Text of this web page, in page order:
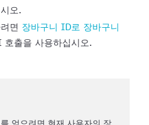
오.
면 장바구니 ID로 장바구니
호출을 사용하십시오.